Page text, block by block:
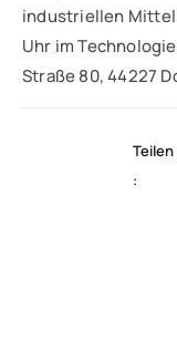
industriellen
Uhr im
Straße 80, 44227
Teilen
: